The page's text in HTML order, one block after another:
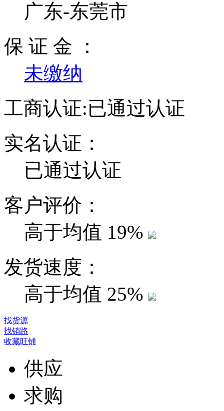
广东-东莞市
保 证 金 ：
未缴纳
工商认证:已通过认证
实名认证：
已通过认证
客户评价：
高于均值 19%
发货速度：
高于均值 25%
找货源
找销路
收藏旺铺
供应
求购